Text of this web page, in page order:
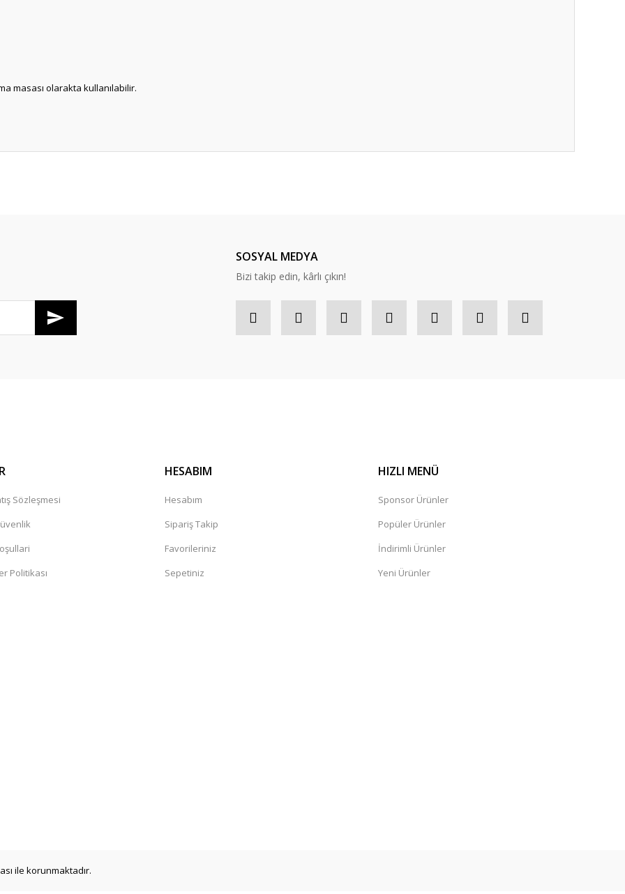
masası olarakta kullanılabilir.
SOSYAL MEDYA
Bizi takip edin, kârlı çıkın!
Sözleşmesi
Politikası
HESABIM
Hesabım
Sipariş Takip
Favorileriniz
Sepetiniz
HIZLI MENÜ
Sponsor Ürünler
Popüler Ürünler
İndirimli Ürünler
Yeni Ürünler
ile korunmaktadır.